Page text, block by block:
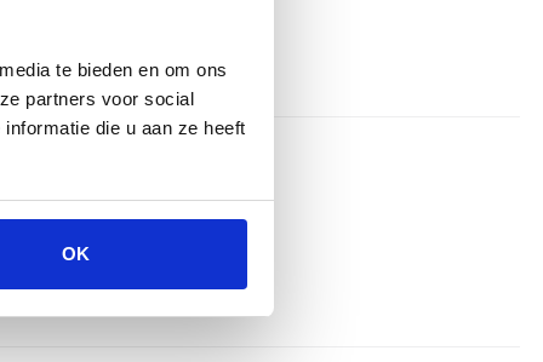
te bieden en om ons
partners voor social
die u aan ze heeft
OK